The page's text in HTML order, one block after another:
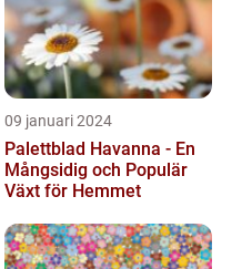
09 januari 2024
Palettblad Havanna - En
Mångsidig och Populär
Växt för Hemmet